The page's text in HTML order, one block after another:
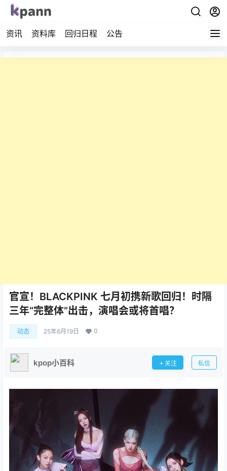
资讯 资料库 回归日程 公告
官宣！BLACKPINK 七月初携新歌回归！时隔
三年“完整体”出击，演唱会或将首唱？
动态 25年6月19日 0
kpop小百科 关注 私信